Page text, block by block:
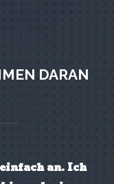
DARAN
an. Ich